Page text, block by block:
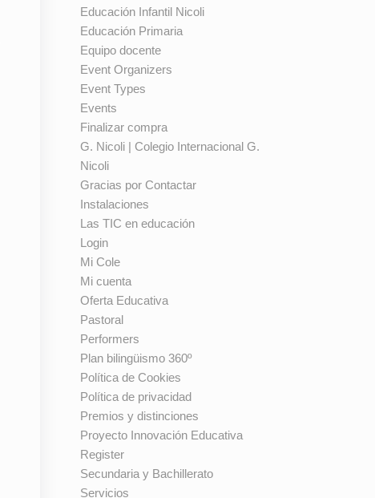
Educación Infantil Nicoli
Educación Primaria
Equipo docente
Event Organizers
Event Types
Events
Finalizar compra
G. Nicoli | Colegio Internacional G.
Nicoli
Gracias por Contactar
Instalaciones
Las TIC en educación
Login
Mi Cole
Mi cuenta
Oferta Educativa
Pastoral
Performers
Plan bilingüismo 360º
Política de Cookies
Política de privacidad
Premios y distinciones
Proyecto Innovación Educativa
Register
Secundaria y Bachillerato
Servicios